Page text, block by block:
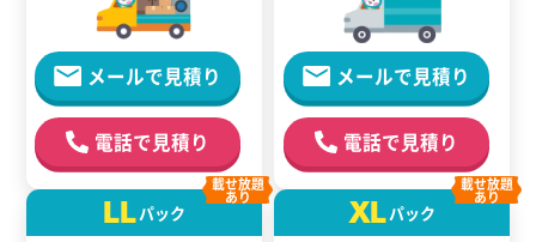
メールで見積り
電話で見積り
メールで見積り
電話で見積り
LLパック
載せ放題
あり XLパック
載せ放題
あり